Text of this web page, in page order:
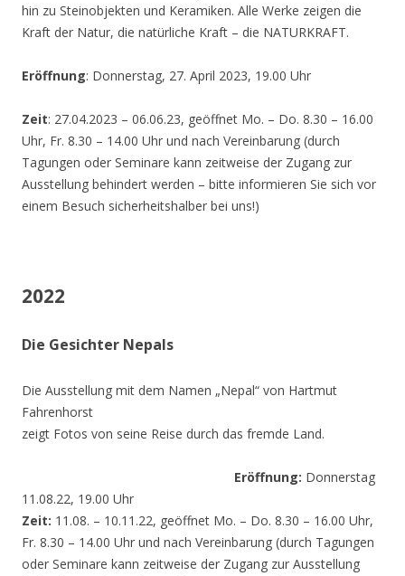
hin zu Steinobjekten und Keramiken. Alle Werke zeigen die
Kraft der Natur, die natürliche Kraft – die NATURKRAFT.
Eröffnung: Donnerstag, 27. April 2023, 19.00 Uhr
Zeit: 27.04.2023 – 06.06.23, geöffnet Mo. – Do. 8.30 – 16.00
Uhr, Fr. 8.30 – 14.00 Uhr und nach Vereinbarung (durch
Tagungen oder Seminare kann zeitweise der Zugang zur
Ausstellung behindert werden – bitte informieren Sie sich vor
einem Besuch sicherheitshalber bei uns!)
2022
Die Gesichter Nepals
Die Ausstellung mit dem Namen „Nepal“ von Hartmut
Fahrenhorst
zeigt Fotos von seine Reise durch das fremde Land.
Eröffnung: Donnerstag
11.08.22, 19.00 Uhr
Zeit: 11.08. – 10.11.22, geöffnet Mo. – Do. 8.30 – 16.00 Uhr,
Fr. 8.30 – 14.00 Uhr und nach Vereinbarung (durch Tagungen
oder Seminare kann zeitweise der Zugang zur Ausstellung